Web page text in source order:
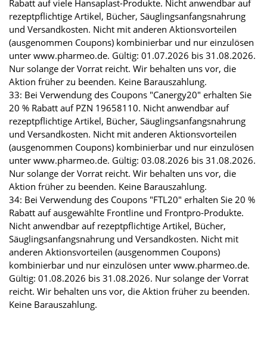
Rabatt auf viele Hansaplast-Produkte. Nicht anwendbar auf
rezeptpflichtige Artikel, Bücher, Säuglingsanfangsnahrung
und Versandkosten. Nicht mit anderen Aktionsvorteilen
(ausgenommen Coupons) kombinierbar und nur einzulösen
unter www.pharmeo.de. Gültig: 01.07.2026 bis 31.08.2026.
Nur solange der Vorrat reicht. Wir behalten uns vor, die
Aktion früher zu beenden. Keine Barauszahlung.
33: Bei Verwendung des Coupons "Canergy20" erhalten Sie
20 % Rabatt auf PZN 19658110. Nicht anwendbar auf
rezeptpflichtige Artikel, Bücher, Säuglingsanfangsnahrung
und Versandkosten. Nicht mit anderen Aktionsvorteilen
(ausgenommen Coupons) kombinierbar und nur einzulösen
unter www.pharmeo.de. Gültig: 03.08.2026 bis 31.08.2026.
Nur solange der Vorrat reicht. Wir behalten uns vor, die
Aktion früher zu beenden. Keine Barauszahlung.
34: Bei Verwendung des Coupons "FTL20" erhalten Sie 20 %
Rabatt auf ausgewählte Frontline und Frontpro-Produkte.
Nicht anwendbar auf rezeptpflichtige Artikel, Bücher,
Säuglingsanfangsnahrung und Versandkosten. Nicht mit
anderen Aktionsvorteilen (ausgenommen Coupons)
kombinierbar und nur einzulösen unter www.pharmeo.de.
Gültig: 01.08.2026 bis 31.08.2026. Nur solange der Vorrat
reicht. Wir behalten uns vor, die Aktion früher zu beenden.
Keine Barauszahlung.